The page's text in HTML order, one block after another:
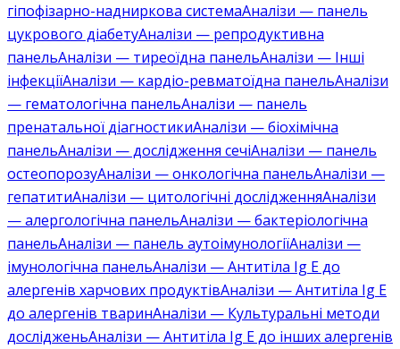
гіпофізарно-надниркова системаАналізи — панель
цукрового діабетуАналізи — репродуктивна
панельАналізи — тиреоїдна панельАналізи — Інші
інфекціїАналізи — кардіо-ревматоїдна панельАналізи
— гематологічна панельАналізи — панель
пренатальної діагностикиАналізи — біохімічна
панельАналізи — дослідження сечіАналізи — панель
остеопорозуАналізи — онкологічна панельАналізи —
гепатитиАналізи — цитологічні дослідженняАналізи
— алергологічна панельАналізи — бактеріологічна
панельАналізи — панель аутоімунологіїАналізи —
імунологічна панельАналізи — Антитіла Ig E до
алергенів харчових продуктівАналізи — Антитіла Ig E
до алергенів тваринАналізи — Культуральні методи
дослідженьАналізи — Антитіла Ig E до інших алергенів